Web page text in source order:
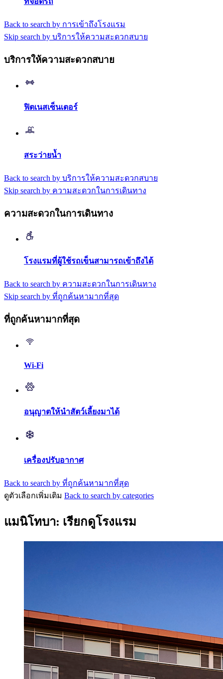
Back to search by การเข้าถึงโรงแรม
Skip search by บริการให้ความสะดวกสบาย
บริการให้ความสะดวกสบาย
ฟิตเนสเซ็นเตอร์
สระว่ายน้ำ
Back to search by บริการให้ความสะดวกสบาย
Skip search by ความสะดวกในการเดินทาง
ความสะดวกในการเดินทาง
โรงแรมที่ผู้ใช้รถเข็นสามารถเข้าถึงได้
Back to search by ความสะดวกในการเดินทาง
Skip search by ที่ถูกค้นหามากที่สุด
ที่ถูกค้นหามากที่สุด
Wi-Fi
อนุญาตให้นำสัตว์เลี้ยงมาได้
เครื่องปรับอากาศ
Back to search by ที่ถูกค้นหามากที่สุด
ดูตัวเลือกเพิ่มเติม Back to search by categories
แมนิโทบา: เรียกดูโรงแรม